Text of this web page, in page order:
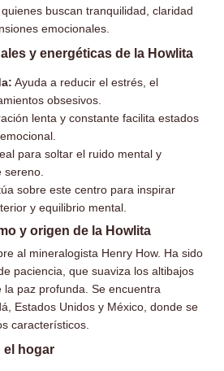
buscan tranquilidad, claridad
emocionales.
y energéticas de la Howlita
Ayuda a reducir el estrés, el
obsesivos.
lenta y constante facilita estados
para soltar el ruido mental y
sereno.
sobre este centro para inspirar
y equilibrio mental.
y origen de la Howlita
al mineralogista Henry How. Ha sido
paciencia, que suaviza los altibajos
paz profunda. Se encuentra
Estados Unidos y México, donde se
característicos.
el hogar